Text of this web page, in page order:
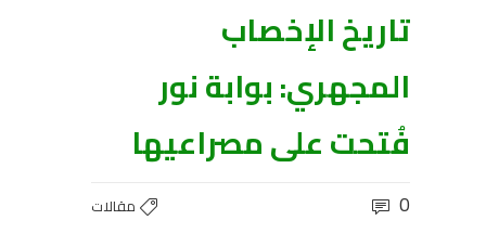
تاريخ الإخصاب
المجهري: بوابة نور
فُتحت على مصراعيها
مقالات 0